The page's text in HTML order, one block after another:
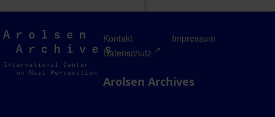
Arolsen
Archives
Kontakt
Impressum
Datenschutz
Arolsen Archives